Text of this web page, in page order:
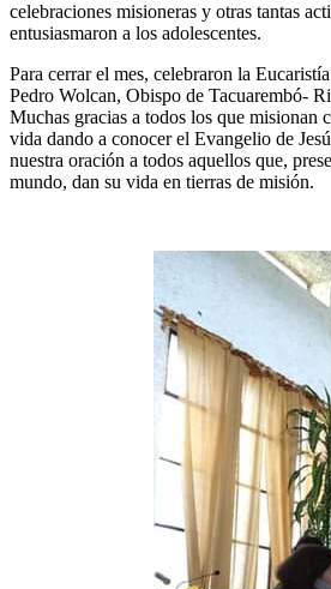
celebraciones misioneras y otras tantas
entusiasmaron a los adolescentes.
Para cerrar el mes, celebraron la
Pedro Wolcan, Obispo de Tacuarembó-
Muchas gracias a todos los que misionan
vida dando a conocer el Evangelio de
nuestra oración a todos aquellos que,
mundo, dan su vida en tierras de misión.